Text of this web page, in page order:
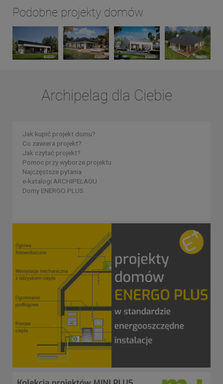
Podobne projekty domów
Archipelag dla Ciebie
Jak kupić projekt domu?
Co zawiera projekt?
Jak czytać projekt?
Pomoc przy wyborze projektu
Najczęstsze pytania
e-katalogi ARCHIPELAGU
Domy ENERGO PLUS